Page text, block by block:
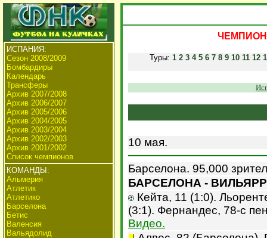
ИСПАНИЯ:
Сезон 2008/2009
Бомбардиры
Календарь
Трансферы
Архив 2007/2008
Архив 2006/2007
Архив 2005/2006
Архив 2004/2005
Архив 2003/2004
Архив 2002/2003
Архив 2001/2002
Список чемпионов
КОМАНДЫ:
Альмерия
Атлетик
Атлетико
Барселона
Бетис
Валенсия
Вальядолид
Туры: 1 2 3 4 5 6 7 8 9 10 11 12
10 мая.
Барселона. 95,000
БАРСЕЛОНА -
Кейта, 11 (1:0).
(3:1). Фернандес, 78-с
Видео.